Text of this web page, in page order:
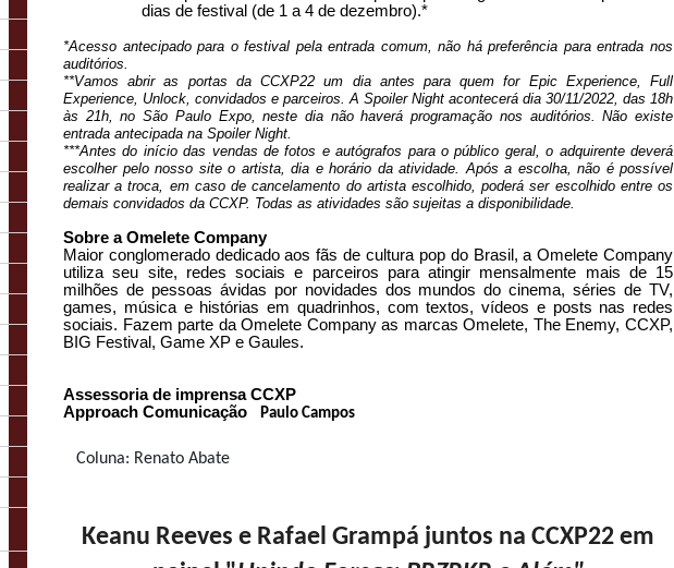
dias de festival (de 1 a 4 de dezembro).*
*Acesso antecipado para o festival pela entrada comum, não há preferência para entrada nos
auditórios.
**Vamos abrir as portas da CCXP22 um dia antes para quem for Epic Experience, Full
Experience, Unlock, convidados e parceiros. A Spoiler Night acontecerá dia 30/11/2022, das 18h
às 21h, no São Paulo Expo, neste dia não haverá programação nos auditórios. Não existe
entrada antecipada na Spoiler Night.
***Antes do início das vendas de fotos e autógrafos para o público geral, o adquirente deverá
escolher pelo nosso site o artista, dia e horário da atividade. Após a escolha, não é possível
realizar a troca, em caso de cancelamento do artista escolhido, poderá ser escolhido entre os
demais convidados da CCXP. Todas as atividades são sujeitas a disponibilidade.
Sobre a Omelete Company
Maior conglomerado dedicado aos fãs de cultura pop do Brasil, a Omelete Company
utiliza seu site, redes sociais e parceiros para atingir mensalmente mais de 15
milhões de pessoas ávidas por novidades dos mundos do cinema, séries de TV,
games, música e histórias em quadrinhos, com textos, vídeos e posts nas redes
sociais. Fazem parte da Omelete Company as marcas Omelete, The Enemy, CCXP,
BIG Festival, Game XP e Gaules.
Assessoria de imprensa CCXP
Approach Comunicação
Paulo Campos
Coluna: Renato Abate
Keanu Reeves e Rafael Grampá juntos na CCXP22 em